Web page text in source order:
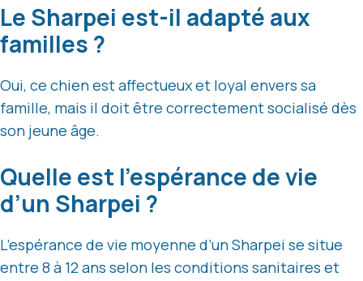
Le Sharpei est-il adapté aux
familles ?
Oui, ce chien est affectueux et loyal envers sa
famille, mais il doit être correctement socialisé dès
son jeune âge.
Quelle est l’espérance de vie
d’un Sharpei ?
L’espérance de vie moyenne d’un Sharpei se situe
entre 8 à 12 ans selon les conditions sanitaires et